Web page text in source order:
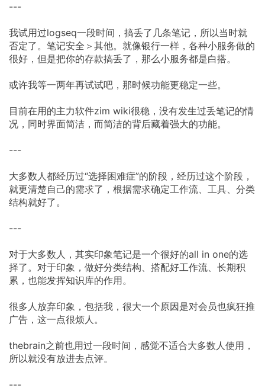
---
我试用过logseq一段时间，搞丢了几条笔记，所以当时就
否定了。笔记安全＞其他。就像银行一样，各种小服务做的
很好，但是把你的存款搞丢了，那么小服务都是白搭。
或许我等一两年再试试吧，那时候功能更稳定一些。
目前在用的主力软件zim wiki很稳，没有发生过丢笔记的情
况，同时界面简洁，而简洁的背后藏着强大的功能。
---
大多数人都经历过“选择困难症”的阶段，经历过这个阶段，
就更清楚自己的需求了，根据需求确定工作流、工具、分类
结构就好了。
---
对于大多数人，其实印象笔记是一个很好的all in one的选
择了。对于印象，做好分类结构、搭配好工作流、长期积
累，也能发挥知识库的作用。
很多人放弃印象，包括我，很大一个原因是对会员也疯狂推
广告，这一点很烦人。
thebrain之前也用过一段时间，感觉不适合大多数人使用，
所以就没有放进去点评。
---